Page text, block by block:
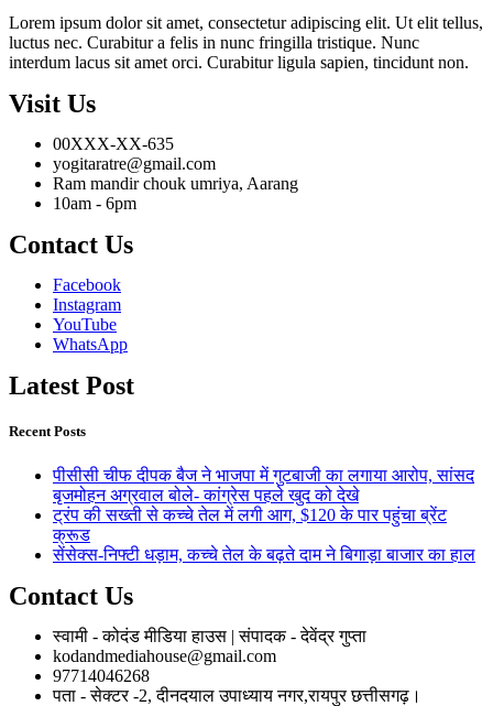
Lorem ipsum dolor sit amet, consectetur adipiscing elit. Ut elit tellus,
luctus nec. Curabitur a felis in nunc fringilla tristique. Nunc
interdum lacus sit amet orci. Curabitur ligula sapien, tincidunt non.
Visit Us
00XXX-XX-635
yogitaratre@gmail.com
Ram mandir chouk umriya, Aarang
10am - 6pm
Contact Us
Facebook
Instagram
YouTube
WhatsApp
Latest Post
Recent Posts
पीसीसी चीफ दीपक बैज ने भाजपा में गुटबाजी का लगाया आरोप, सांसद
बृजमोहन अग्रवाल बोले- कांग्रेस पहले खुद को देखे
ट्रंप की सख्ती से कच्चे तेल में लगी आग, $120 के पार पहुंचा ब्रेंट
क्रूड
सेंसेक्स-निफ्टी धड़ाम, कच्चे तेल के बढ़ते दाम ने बिगाड़ा बाजार का हाल
Contact Us
स्वामी - कोदंड मीडिया हाउस | संपादक - देवेंद्र गुप्ता
kodandmediahouse@gmail.com
97714046268
पता - सेक्टर -2, दीनदयाल उपाध्याय नगर,रायपुर छत्तीसगढ़।